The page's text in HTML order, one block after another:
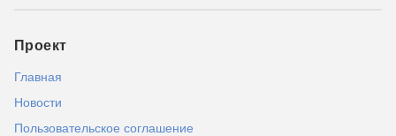
Проект
Главная
Новости
Пользовательское соглашение